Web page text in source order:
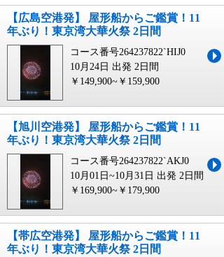
【広島空港発】 屋形船からご鑑賞！11
年ぶり！東京湾大華火祭 2日間
コース番号264237822`HIJ0
10月24日 出発 2日間
￥149,900~￥159,900
【旭川空港発】 屋形船からご鑑賞！11
年ぶり！東京湾大華火祭 2日間
コース番号264237822`AKJ0
10月01日~10月31日 出発 2日間
￥169,900~￥179,900
【帯広空港発】 屋形船からご鑑賞！11
年ぶり！東京湾大華火祭 2日間